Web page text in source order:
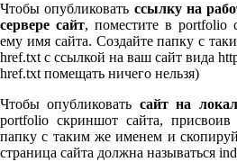
Чтобы опубликовать ссылку на
сервере сайт, поместите в port­fo­lio
ему имя сайта. Создайте папку с
href.txt с ссылкой на ваш сайт вида
href.txt помещать ничего нельзя)
Чтобы опубликовать сайт на
port­fo­lio скриншот сайта,
папку с таким же именем и
страница сайта должна называться